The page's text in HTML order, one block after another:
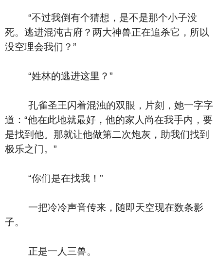
“不过我倒有个猜想，是不是那个小子没
死。逃进混沌古府？两大神兽正在追杀它，所以
没空理会我们？”
“姓林的逃进这里？”
孔雀圣王闪着混浊的双眼，片刻，她一字字
道：“他在此地就最好，他的家人尚在我手内，要
是找到他。那就让他做第二次炮灰，助我们找到
极乐之门。”
“你们是在找我！”
一把冷冷声音传来，随即天空现在数条影
子。
正是一人三兽。